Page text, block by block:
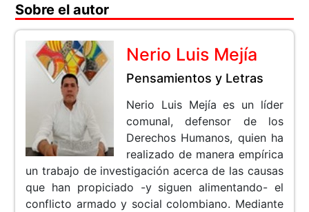
Sobre el autor
Nerio Luis Mejía
Pensamientos y Letras
Nerio Luis Mejía es un líder
comunal, defensor de los
Derechos Humanos, quien ha
realizado de manera empírica
un trabajo de investigación acerca de las causas
que han propiciado -y siguen alimentando- el
conflicto armado y social colombiano. Mediante